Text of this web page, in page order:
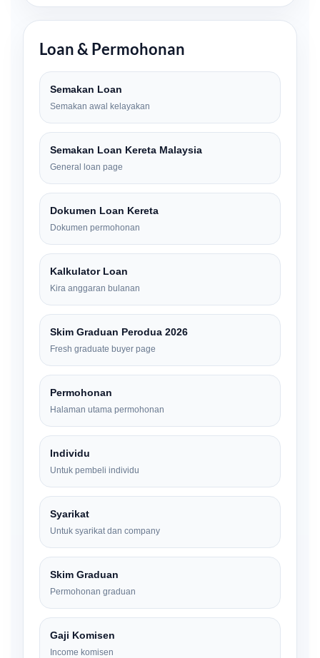
Loan & Permohonan
Semakan Loan
Semakan awal kelayakan
Semakan Loan Kereta Malaysia
General loan page
Dokumen Loan Kereta
Dokumen permohonan
Kalkulator Loan
Kira anggaran bulanan
Skim Graduan Perodua 2026
Fresh graduate buyer page
Permohonan
Halaman utama permohonan
Individu
Untuk pembeli individu
Syarikat
Untuk syarikat dan company
Skim Graduan
Permohonan graduan
Gaji Komisen
Income komisen